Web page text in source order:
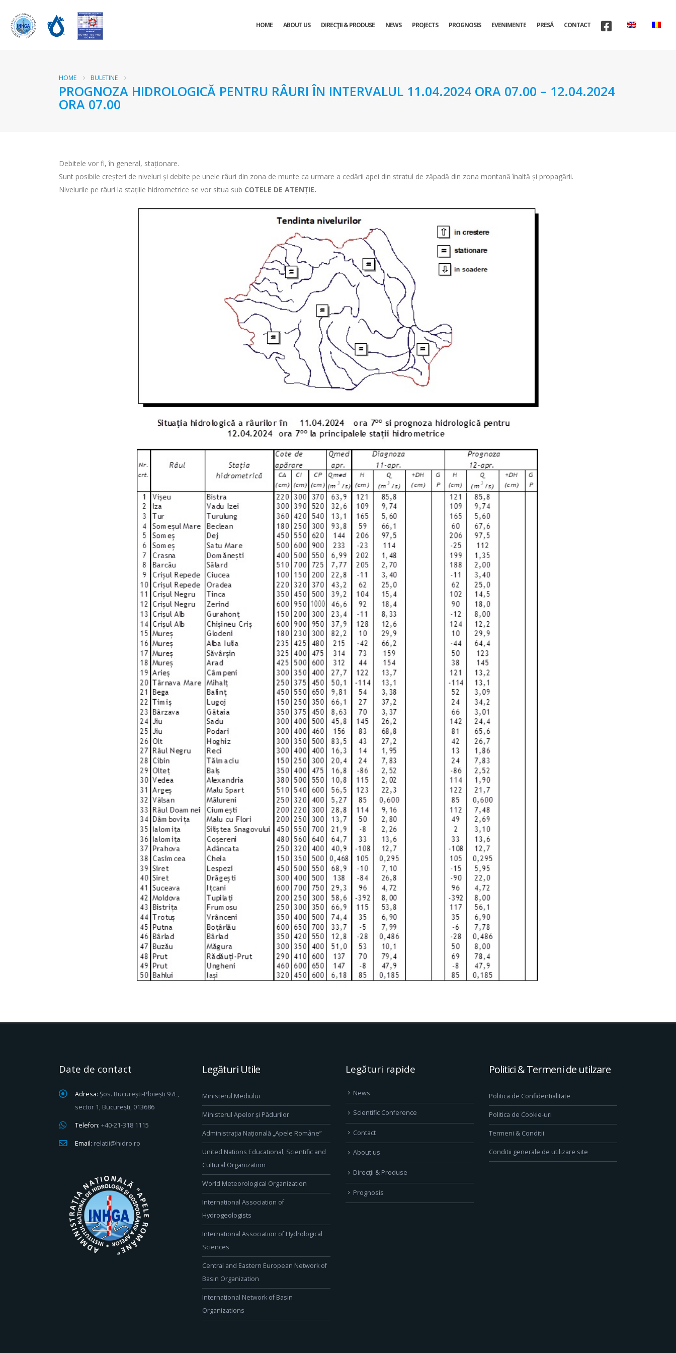
HOME ABOUT US DIRECŢII & PRODUSE NEWS PROJECTS PROGNOSIS EVENIMENTE PRESĂ CONTACT
HOME BULETINE
PROGNOZA HIDROLOGICĂ PENTRU RÂURI ÎN INTERVALUL 11.04.2024 ORA 07.00 – 12.04.2024
ORA 07.00
Debitele vor fi, în general, staționare.
Sunt posibile creșteri de niveluri și debite pe unele râuri din zona de munte ca urmare a cedării apei din stratul de zăpadă din zona montană înaltă și propagării.
Nivelurile pe râuri la stațiile hidrometrice se vor situa sub COTELE DE ATENȚIE.
Date de contact
Adresa: Șos. București-Ploiești 97E,
sector 1, București, 013686
Telefon: +40-21-318 1115
Email: relatii@hidro.ro
Legături Utile
Ministerul Mediului
Ministerul Apelor și Pădurilor
Administrația Națională „Apele Române”
United Nations Educational, Scientific and
Cultural Organization
World Meteorological Organization
International Association of
Hydrogeologists
International Association of Hydrological
Sciences
Central and Eastern European Network of
Basin Organization
International Network of Basin
Organizations
Legături rapide
News
Scientific Conference
Contact
About us
Direcţii & Produse
Prognosis
Politici & Termeni de utilzare
Politica de Confidentialitate
Politica de Cookie-uri
Termeni & Conditii
Conditii generale de utilizare site